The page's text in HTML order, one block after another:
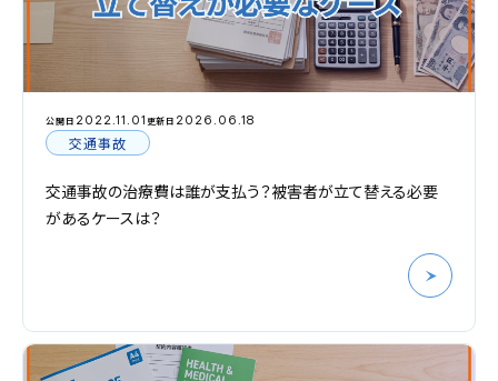
公開日 2022.11.01 更新日 2026.06.18
交通事故
交通事故の治療費は誰が支払う？被害者が立て替える必要
があるケースは？